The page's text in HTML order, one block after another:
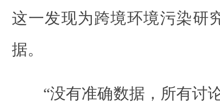
这一发现为跨境环境污染研
据。
“没有准确数据，所有讨